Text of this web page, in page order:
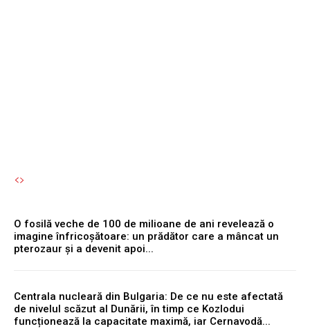
O fosilă veche de 100 de milioane de ani revelează o
imagine înfricoșătoare: un prădător care a mâncat un
pterozaur și a devenit apoi...
Centrala nucleară din Bulgaria: De ce nu este afectată
de nivelul scăzut al Dunării, în timp ce Kozlodui
funcționează la capacitate maximă, iar Cernavodă...